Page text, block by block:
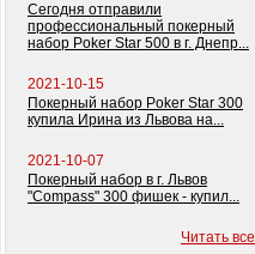
Сегодня отправили
профессиональный покерный
набор Poker Star 500 в г. Днепр...
2021-10-15
Покерный набор Poker Star 300
купила Ирина из Львова на...
2021-10-07
Покерный набор в г. Львов
"Compass" 300 фишек - купил...
Читать все